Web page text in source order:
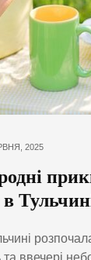
2025
ввечері